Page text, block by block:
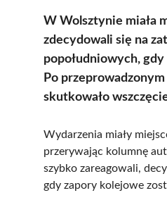
W Wolsztynie miała
zdecydowali się na
popołudniowych,
Po
skutkowało
Wydarzenia miały
przerywając kolumnę
szybko zareagowali,
gdy zapory kolejowe